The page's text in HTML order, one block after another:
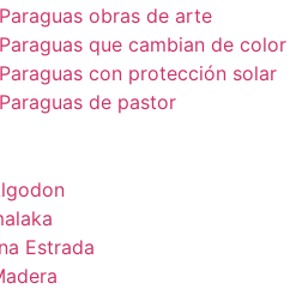
Paraguas obras de arte
Paraguas que cambian de color
Paraguas con protección solar
Paraguas de pastor
Estrada